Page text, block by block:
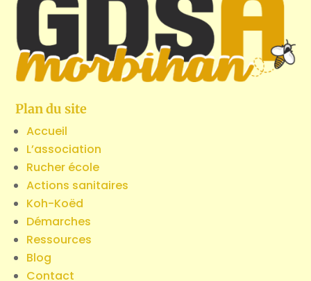
Plan du site
Accueil
L’association
Rucher école
Actions sanitaires
Koh-Koëd
Démarches
Ressources
Blog
Contact